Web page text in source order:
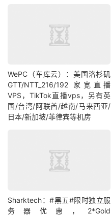
WePC（车库云）：美国洛杉矶
GTT/NTT_216/192 家宽直播
VPS，TikTok直播vps，另有英
国/台湾/阿联酋/越南/马来西亚/
日本/新加坡/菲律宾等机房
Sharktech：#黑五#限时独立服
务器优惠，2*Gold